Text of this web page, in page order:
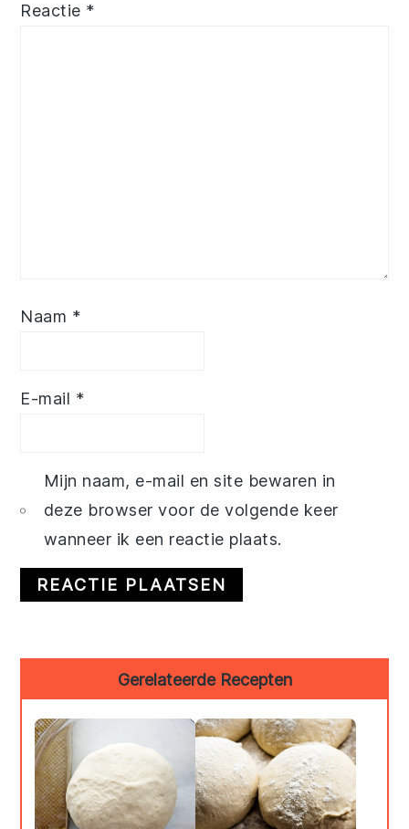
Reactie *
Naam *
E-mail *
Mijn naam, e-mail en site bewaren in
deze browser voor de volgende keer
wanneer ik een reactie plaats.
Sidebar
Gerelateerde Recepten